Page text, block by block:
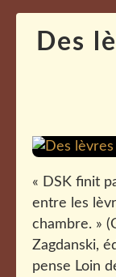
Des
« DSK finit
entre les
chambre. »
Zagdanski,
pense Loin